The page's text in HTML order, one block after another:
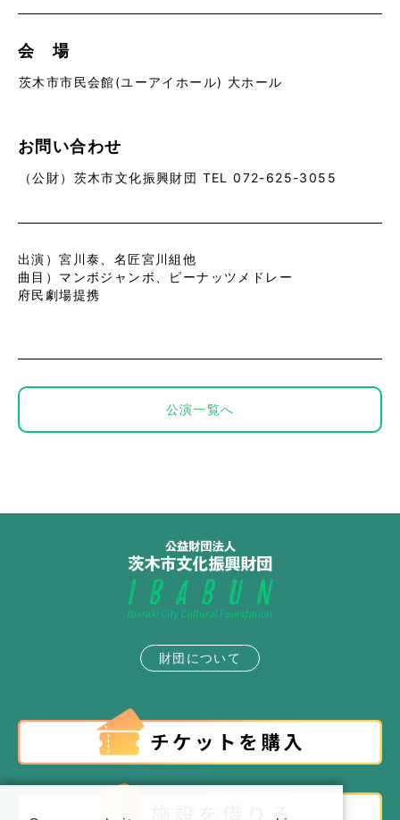
会 場
茨木市市民会館(ユーアイホール) 大ホール
お問い合わせ
（公財）茨木市文化振興財団 TEL 072-625-3055
出演）宮川泰、名匠宮川組他
曲目）マンボジャンボ、ピーナッツメドレー
府民劇場提携
公演一覧へ
財団について